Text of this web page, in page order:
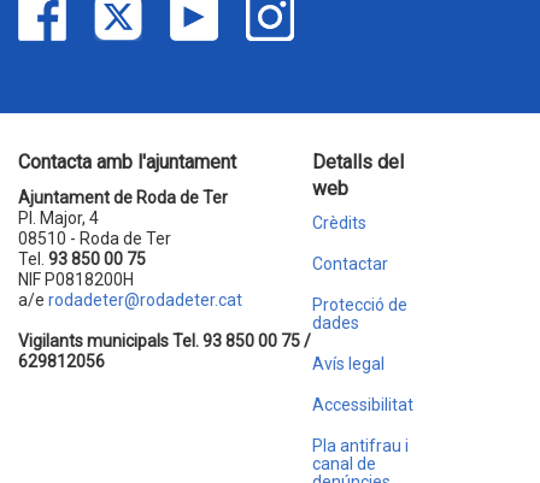
Contacta amb l'ajuntament
Ajuntament de Roda de Ter
Pl. Major, 4
08510 - Roda de Ter
Tel. 93 850 00 75
NIF P0818200H
a/e rodadeter@rodadeter.cat
Vigilants municipals Tel. 93 850 00 75 /
629812056
Detalls del
web
Crèdits
Contactar
Protecció de
dades
Avís legal
Accessibilitat
Pla antifrau i
canal de